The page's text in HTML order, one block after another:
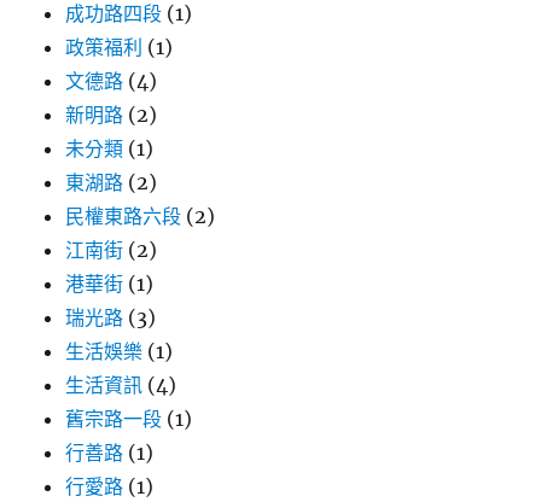
成功路四段 (1)
政策福利 (1)
文德路 (4)
新明路 (2)
未分類 (1)
東湖路 (2)
民權東路六段 (2)
江南街 (2)
港華街 (1)
瑞光路 (3)
生活娛樂 (1)
生活資訊 (4)
舊宗路一段 (1)
行善路 (1)
行愛路 (1)